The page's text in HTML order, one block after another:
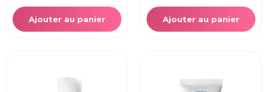
Ajouter au panier Ajouter au panier